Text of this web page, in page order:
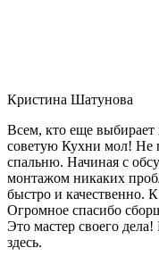
Кристина Шатунова
Всем, кто еще выбирает
советую Кухни мол! Не
спальню. Начиная с
монтажом никаких
быстро и качественно.
Огромное спасибо
Это мастер своего
здесь.